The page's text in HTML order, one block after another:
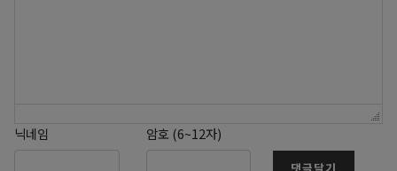
닉네임 암호 (6~12자)